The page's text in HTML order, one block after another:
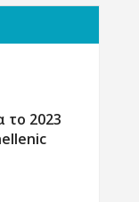
το 2023